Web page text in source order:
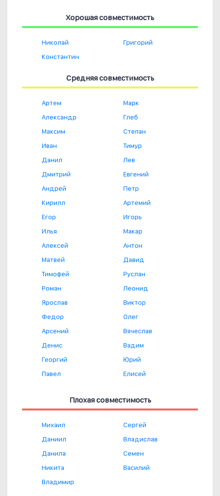
Хорошая совместимость
Николай
Константин
Григорий
Средняя совместимость
Артем
Александр
Максим
Иван
Данил
Дмитрий
Андрей
Кирилл
Егор
Илья
Алексей
Матвей
Тимофей
Роман
Ярослав
Федор
Арсений
Денис
Георгий
Павел
Марк
Глеб
Степан
Тимур
Лев
Евгений
Петр
Артемий
Игорь
Макар
Антон
Давид
Руслан
Леонид
Виктор
Олег
Вячеслав
Вадим
Юрий
Елисей
Плохая совместимость
Михаил
Даниил
Данила
Никита
Владимир
Сергей
Владислав
Семен
Василий